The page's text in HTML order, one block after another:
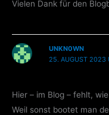
Vielen Dank für den
UNKN0WN
25. AUGUST 2023
Hier – im Blog – fehlt,
Weil sonst bootet man